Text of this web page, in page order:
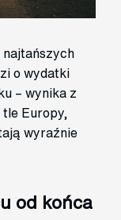
najtańszych
o wydatki
– wynika z
Europy,
wyraźnie
od końca